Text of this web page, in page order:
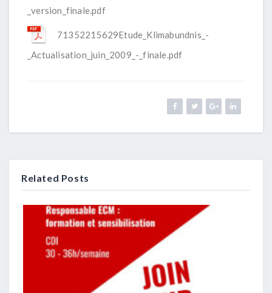
_version_finale.pdf
71352215629Etude_Klimabundnis_-
_Actualisation_juin_2009_-_finale.pdf
Related Posts